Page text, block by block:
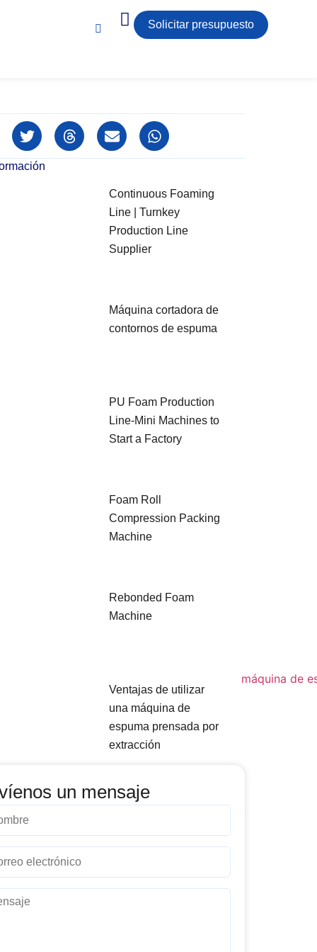
Solicitar presupuesto
Continuous Foaming
Line | Turnkey
Production Line
Supplier
Máquina cortadora de
contornos de espuma
PU Foam Production
Line-Mini Machines to
Start a Factory
Foam Roll
Compression Packing
Machine
Rebonded Foam
Machine
Ventajas de utilizar
una máquina de
espuma prensada por
extracción
un mensaje